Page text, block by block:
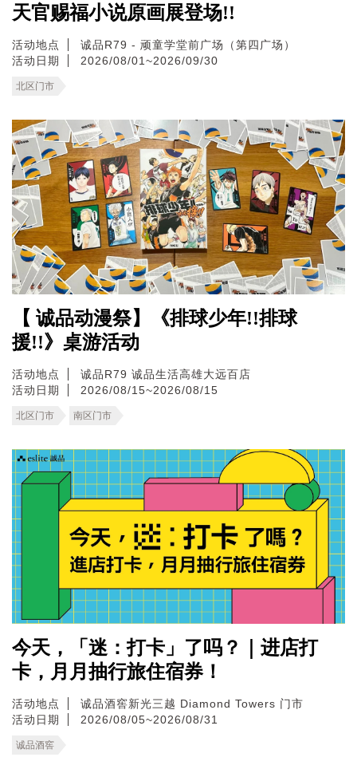
天官赐福小说原画展登场!!
活动地点
诚品R79 - 顽童学堂前广场（第四广场）
活动日期
2026/08/01~2026/09/30
北区门市
【 诚品动漫祭】《排球少年!!排球
援!!》桌游活动
活动地点 诚品R79 诚品生活高雄大远百店
活动日期
2026/08/15~2026/08/15
北区门市 南区门市
今天，「迷：打卡」了吗？｜进店打
卡，月月抽行旅住宿券！
活动地点
诚品酒窖新光三越 Diamond Towers 门市
活动日期
2026/08/05~2026/08/31
诚品酒窖